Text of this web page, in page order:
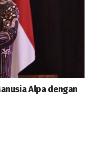
Alpa dengan